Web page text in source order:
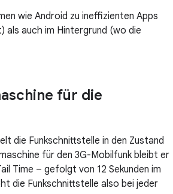
wie Android zu ineffizienten Apps
als auch im Hintergrund (wo die
für die
die Funkschnittstelle in den Zustand
für den 3G-Mobilfunk bleibt er
Time – gefolgt von 12 Sekunden im
die Funkschnittstelle also bei jeder